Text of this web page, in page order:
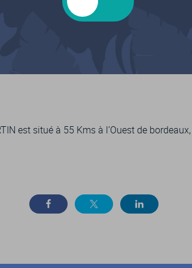
du village se concentrent autour ou à
saveurs locales et artisanat, s’y tient
est situé à 55 Kms à l’Ouest de